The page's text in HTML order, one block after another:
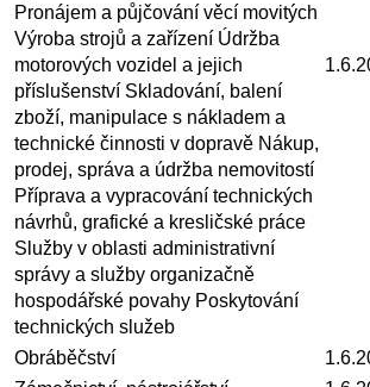
Pronájem a půjčování věcí movitých
Výroba strojů a zařízení Údržba
motorových vozidel a jejich
příslušenství Skladování, balení
zboží, manipulace s nákladem a
technické činnosti v dopravě Nákup,
prodej, správa a údržba nemovitostí
Příprava a vypracování technických
návrhů, grafické a kresličské práce
Služby v oblasti administrativní
správy a služby organizačně
hospodářské povahy Poskytování
technických služeb
Obráběčství